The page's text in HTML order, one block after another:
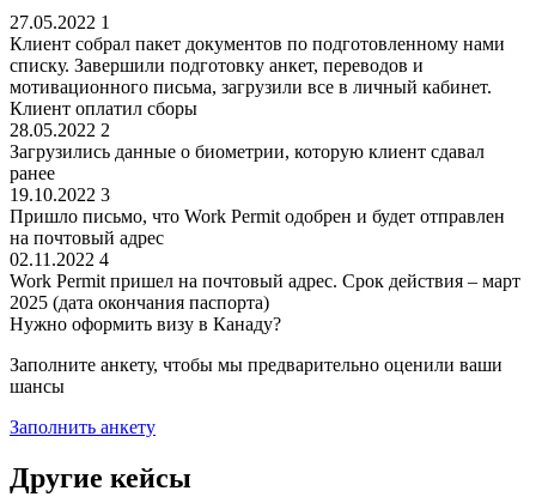
27.05.2022 1
Клиент собрал пакет документов по подготовленному нами
списку. Завершили подготовку анкет, переводов и
мотивационного письма, загрузили все в личный кабинет.
Клиент оплатил сборы
28.05.2022 2
Загрузились данные о биометрии, которую клиент сдавал
ранее
19.10.2022 3
Пришло письмо, что Work Permit одобрен и будет отправлен
на почтовый адрес
02.11.2022 4
Work Permit пришел на почтовый адрес. Срок действия – март
2025 (дата окончания паспорта)
Нужно оформить визу в Канаду?
Заполните анкету, чтобы мы предварительно оценили ваши
шансы
Заполнить анкету
Другие кейсы